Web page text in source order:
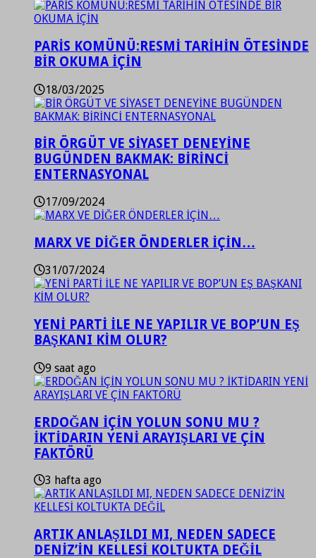
PARİS KOMÜNÜ:RESMİ TARİHİN ÖTESİNDE
BİR OKUMA İÇİN
18/03/2025
BİR ÖRGÜT VE SİYASET DENEYİNE
BUGÜNDEN BAKMAK: BİRİNCİ
ENTERNASYONAL
17/09/2024
MARX VE DİĞER ÖNDERLER İÇİN…
31/07/2024
YENİ PARTİ İLE NE YAPILIR VE BOP’UN EŞ
BAŞKANI KİM OLUR?
9 saat ago
ERDOĞAN İÇİN YOLUN SONU MU ?
İKTİDARIN YENİ ARAYIŞLARI VE ÇİN
FAKTÖRÜ
3 hafta ago
ARTIK ANLAŞILDI MI, NEDEN SADECE
DENİZ’İN KELLESİ KOLTUKTA DEĞİL